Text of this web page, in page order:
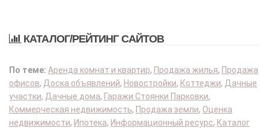
КАТАЛОГ/РЕЙТИНГ САЙТОВ
По теме: Аренда комнат и квартир, Продажа жилья, Продажа
офисов, Доска объявлений, Новостройки, Коттеджи, Дачные
участки, Дачные дома, Гаражи Стоянки Парковки,
Коммерческая недвижимость, Продажа земли, Оценка
недвижимости, Ипотека, Информационный ресурс, Каталог